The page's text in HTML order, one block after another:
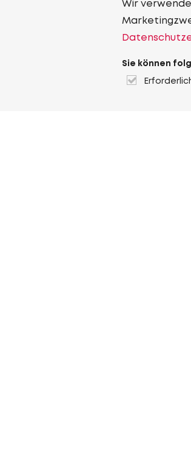
Wir
Sie können